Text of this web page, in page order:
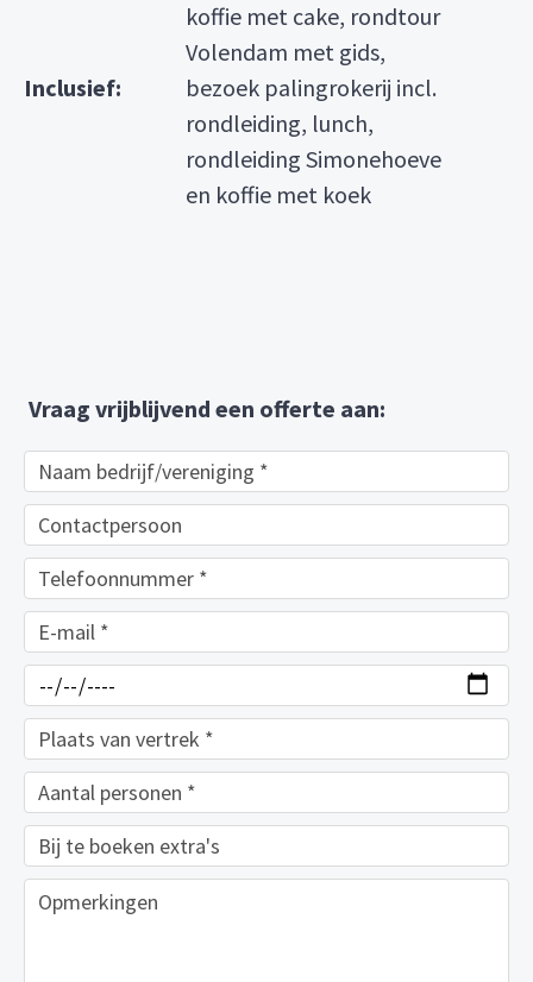
Inclusief:
koffie met cake, rondtour
Volendam met gids,
bezoek palingrokerij incl.
rondleiding, lunch,
rondleiding Simonehoeve
en koffie met koek
Vraag vrijblijvend een offerte aan: